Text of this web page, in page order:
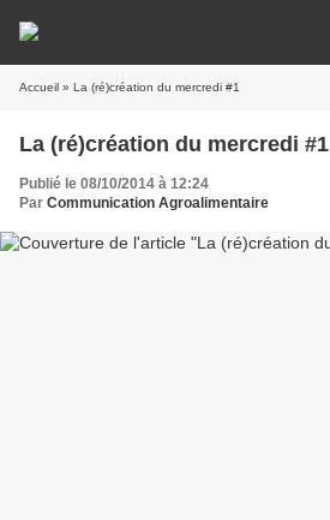
Accueil » La (ré)création du mercredi #1
La (ré)création du mercredi #1
Publié le 08/10/2014 à 12:24
Par Communication Agroalimentaire